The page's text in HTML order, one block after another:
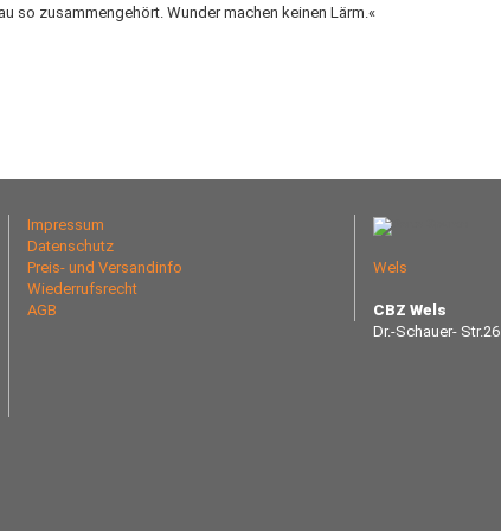
so zusammengehört. Wunder machen keinen Lärm.«
Impressum
Datenschutz
Preis- und Versandinfo
Wiederrufsrecht
AGB
Wels
CBZ Wels
Dr.-Schauer- Str.26